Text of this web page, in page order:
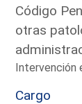
Código
otras
Intervención
Cargo